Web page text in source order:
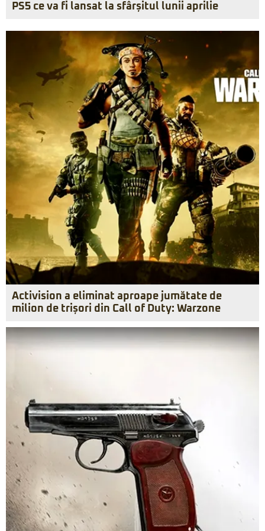
PS5 ce va fi lansat la sfârșitul lunii aprilie
Activision a eliminat aproape jumătate de
milion de trișori din Call of Duty: Warzone